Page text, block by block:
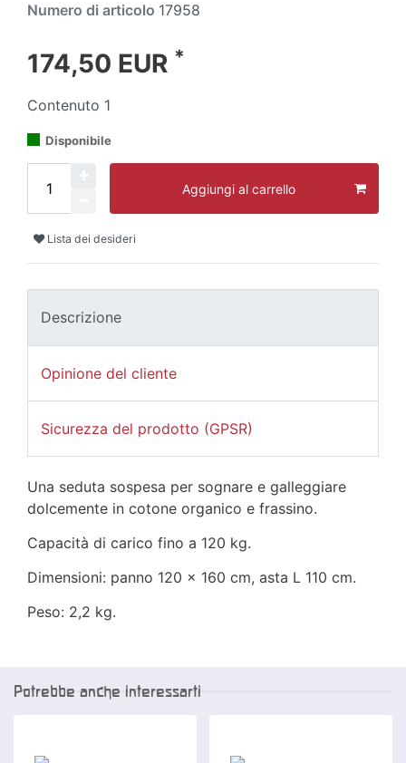
Numero di articolo 17958
174,50 EUR *
Contenuto 1
Disponibile
Aggiungi al carrello
Lista dei desideri
Descrizione
Opinione del cliente
Sicurezza del prodotto (GPSR)
Una seduta sospesa per sognare e galleggiare
dolcemente in cotone organico e frassino.
Capacità di carico fino a 120 kg.
Dimensioni: panno 120 x 160 cm, asta L 110 cm.
Peso: 2,2 kg.
Potrebbe anche interessarti